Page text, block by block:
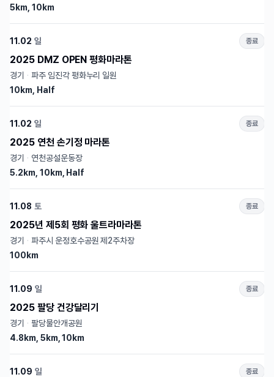
5km, 10km
11.02 일 종료
2025 DMZ OPEN 평화마라톤
경기 · 파주 임진각 평화누리 일원
10km, Half
11.02 일 종료
2025 연천 손기정 마라톤
경기 · 연천공설운동장
5.2km, 10km, Half
11.08 토 종료
2025년 제5회 평화 울트라마라톤
경기 · 파주시 운정호수공원 제2주차장
100km
11.09 일 종료
2025 팔당 건강달리기
경기 · 팔당물안개공원
4.8km, 5km, 10km
11.09 일 종료